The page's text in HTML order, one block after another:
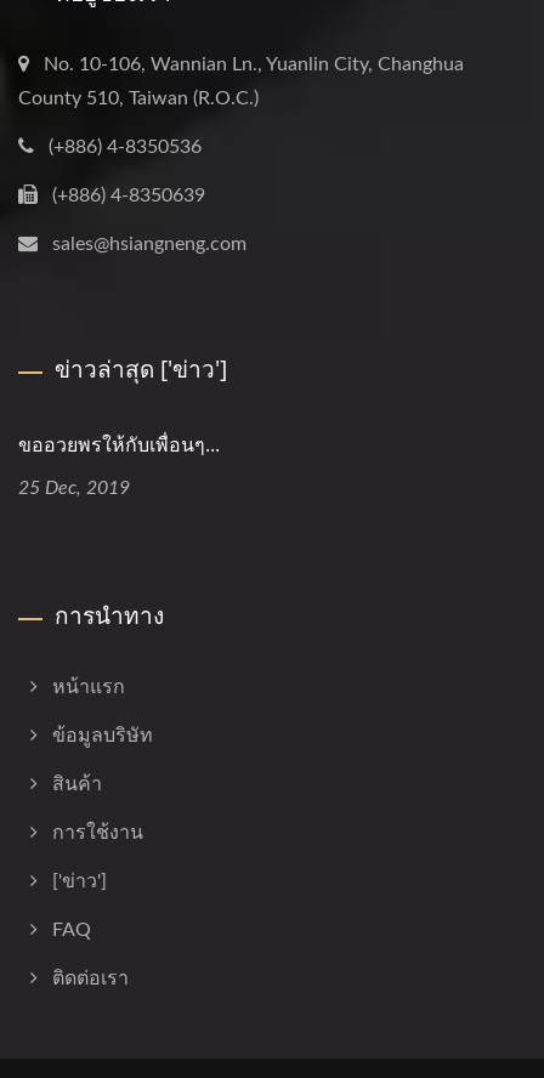
No. 10-106, Wannian Ln., Yuanlin City, Changhua
County 510, Taiwan (R.O.C.)
(+886) 4-8350536
(+886) 4-8350639
sales@hsiangneng.com
ข่าวล่าสุด ['ข่าว']
ขออวยพรให้กับเพื่อนๆ...
25 Dec, 2019
การนำทาง
หน้าแรก
ข้อมูลบริษัท
สินค้า
การใช้งาน
['ข่าว']
FAQ
ติดต่อเรา